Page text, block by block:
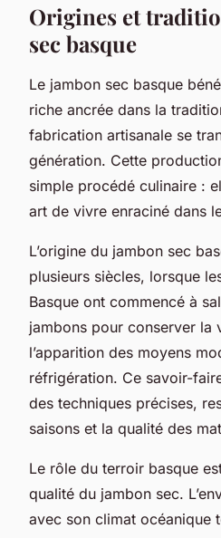
Origines et
sec basque
Le jambon sec basque
riche ancrée dans la
fabrication artisanale se
génération. Cette
simple procédé culinaire :
art de vivre enraciné dans
L’origine du jambon sec
plusieurs siècles, lorsque
Basque ont commencé à
jambons pour conserver la
l’apparition des moyens
réfrigération. Ce savoir-
des techniques précises,
saisons et la qualité des
Le rôle du terroir basque
qualité du jambon sec.
avec son climat océanique